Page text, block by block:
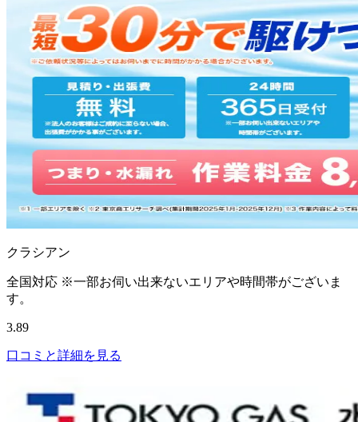
クラシアン
全国対応 ※一部お伺い出来ないエリアや時間帯がございま
す。
3.89
口コミと詳細を見る